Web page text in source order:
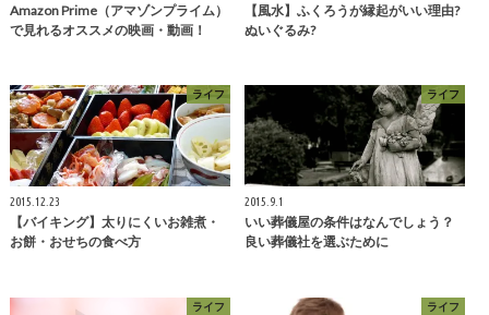
Amazon Prime（アマゾンプライム）
で見れるオススメの映画・動画！
【風水】ふくろうが縁起がいい理由?
ぬいぐるみ?
ライフ
2015.12.23
【バイキング】太りにくいお雑煮・
お餅・おせちの食べ方
ライフ
2015.9.1
いい葬儀屋の条件はなんでしょう？
良い葬儀社を選ぶために
ライフ ライフ